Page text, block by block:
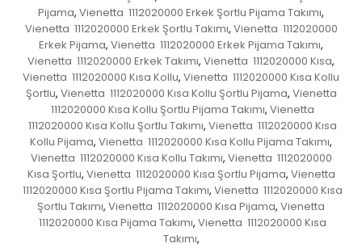
Pijama, Vienetta 1112020000 Erkek Şortlu Pijama Takımı,
Vienetta 1112020000 Erkek Şortlu Takımı, Vienetta 1112020000
Erkek Pijama, Vienetta 1112020000 Erkek Pijama Takımı,
Vienetta 1112020000 Erkek Takımı, Vienetta 1112020000 Kısa,
Vienetta 1112020000 Kısa Kollu, Vienetta 1112020000 Kısa Kollu
Şortlu, Vienetta 1112020000 Kısa Kollu Şortlu Pijama, Vienetta
1112020000 Kısa Kollu Şortlu Pijama Takımı, Vienetta
1112020000 Kısa Kollu Şortlu Takımı, Vienetta 1112020000 Kısa
Kollu Pijama, Vienetta 1112020000 Kısa Kollu Pijama Takımı,
Vienetta 1112020000 Kısa Kollu Takımı, Vienetta 1112020000
Kısa Şortlu, Vienetta 1112020000 Kısa Şortlu Pijama, Vienetta
1112020000 Kısa Şortlu Pijama Takımı, Vienetta 1112020000 Kısa
Şortlu Takımı, Vienetta 1112020000 Kısa Pijama, Vienetta
1112020000 Kısa Pijama Takımı, Vienetta 1112020000 Kısa
Takımı,